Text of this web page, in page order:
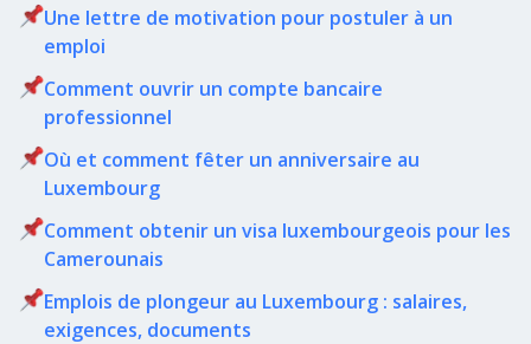
Une lettre de motivation pour postuler à un
emploi
Comment ouvrir un compte bancaire
professionnel
Où et comment fêter un anniversaire au
Luxembourg
Comment obtenir un visa luxembourgeois pour les
Camerounais
Emplois de plongeur au Luxembourg : salaires,
exigences, documents